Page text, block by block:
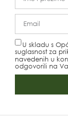
U skladu s
suglasnost za
navedenih u
odgovorili na